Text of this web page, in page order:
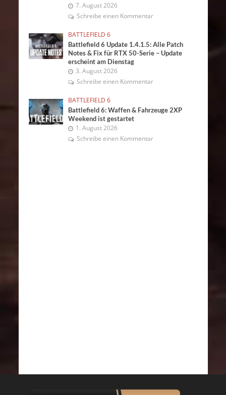
7. August 2026
Schreibe einen Kommentar
BATTLEFIELD 6
Battlefield 6 Update 1.4.1.5: Alle Patch
Notes & Fix für RTX 50-Serie – Update
erscheint am Dienstag
3. August 2026
Schreibe einen Kommentar
BATTLEFIELD 6
Battlefield 6: Waffen & Fahrzeuge 2XP
Weekend ist gestartet
1. August 2026
Schreibe einen Kommentar